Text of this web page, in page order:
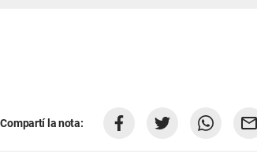
Compartí la nota: